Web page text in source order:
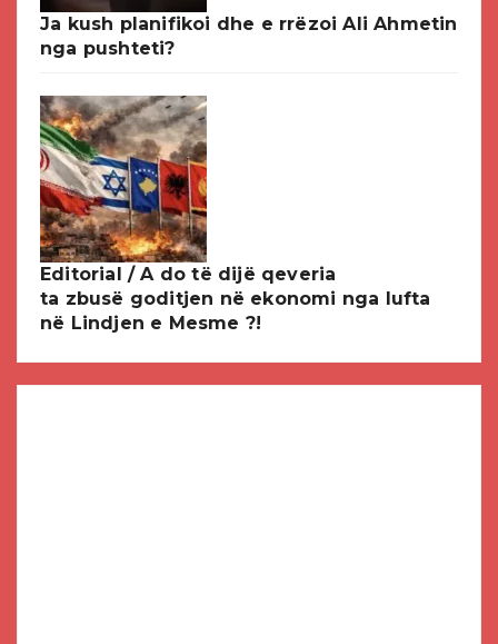
Ja kush planifikoi dhe e rrëzoi Ali Ahmetin
nga pushteti?
Editorial / A do të dijë qeveria
ta zbusë goditjen në ekonomi nga lufta
në Lindjen e Mesme ?!